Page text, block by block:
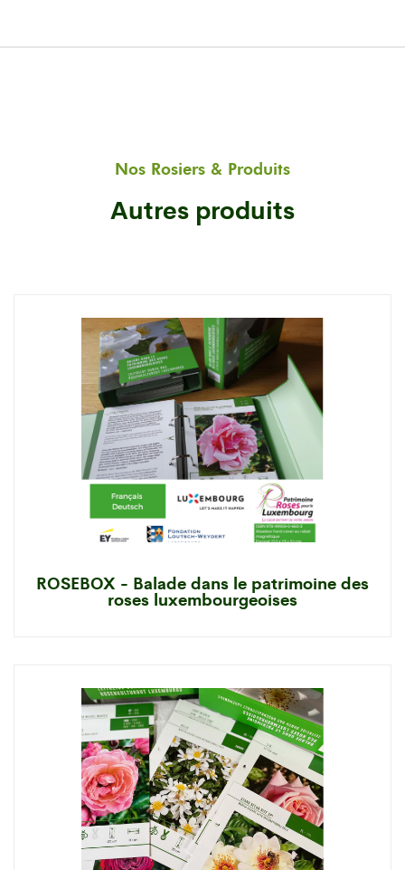
Nos Rosiers & Produits
Autres produits
ROSEBOX - Balade dans le patrimoine des
roses luxembourgeoises